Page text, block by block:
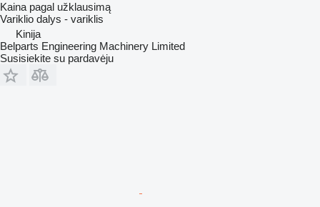
Kaina pagal užklausimą
Variklio dalys - variklis
Kinija
Belparts Engineering Machinery Limited
Susisiekite su pardavėju